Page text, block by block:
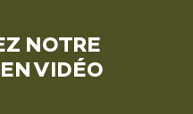
NOTRE
VIDÉO